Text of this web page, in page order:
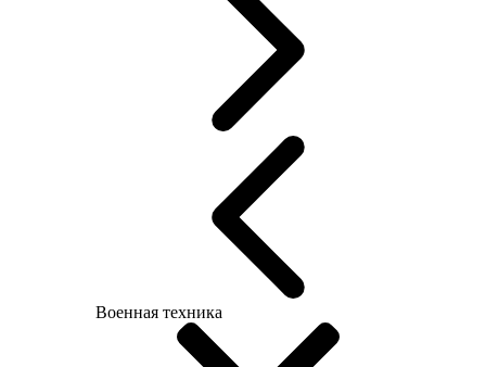
Военная техника